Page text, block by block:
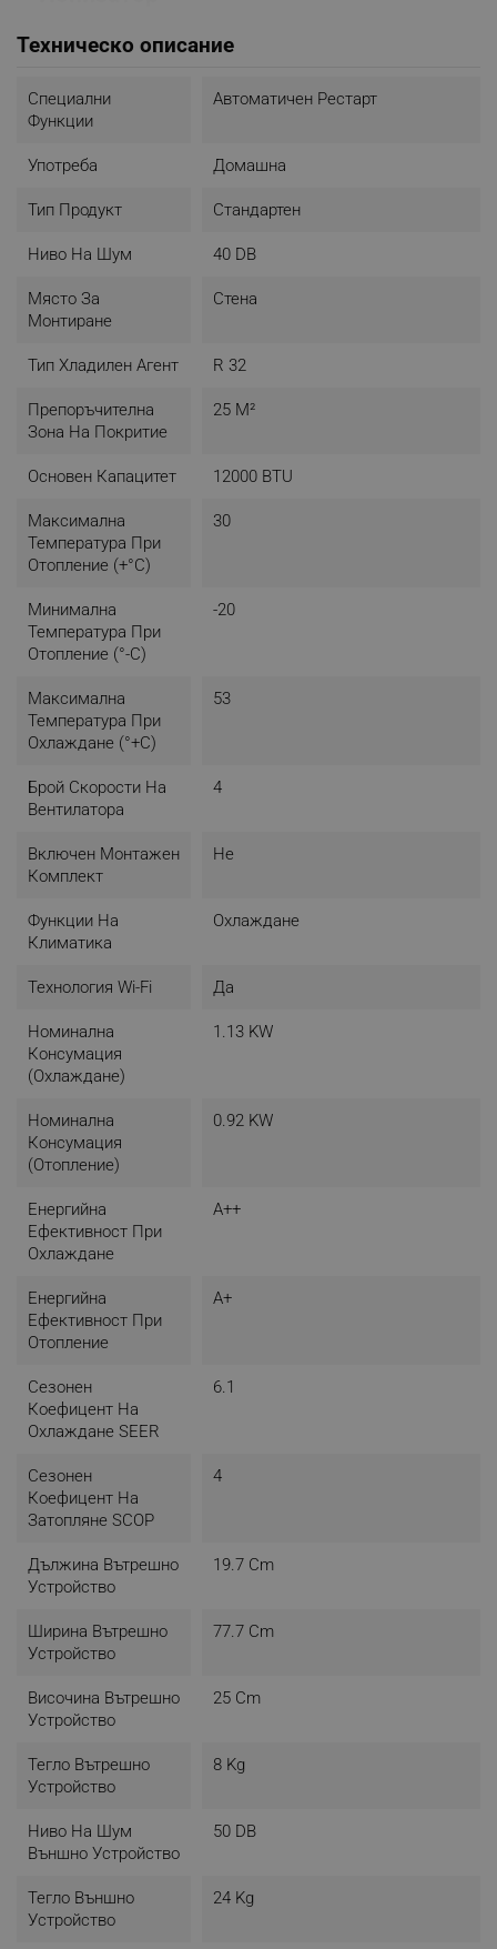
Определено ниво на насищане с йони кара
вдишат. Климатиците с йонизатор могат да
бъдат изключително полезни за страдащите от
Здравословна среда
Климатикът ще стартира функцията против
гъбички след излизане от режима на охлаждане
и изсушаване. Той помага да се предотврати
разпространението на гъбички и бактерии, за да
се поддържа здравословна среда.
Турбо режим
Когато климатикът премине в турборежим, той ще
увеличи максимално капацитета си за охлаждане
или отопление, като бързо ще направи помещението
по-хладно или по-топло.
Ако кондензаторът замръзне, докато е в режим
температура, климатикът ще стартира режим на
интелигентно размразяване.
Техническо описание
Специални
Функции
Автоматичен Рестарт
Употреба Домашна
Тип Продукт Стандартен
Ниво На Шум 40 DB
Място За
Монтиране
Стена
Тип Хладилен Агент R 32
Препоръчителна
Зона На Покритие
25 М²
Основен Капацитет 12000 BTU
Максимална
Температура При
Отопление (+°C)
30
Минимална
Температура При
Отопление (°-C)
-20
Максимална
Температура При
Охлаждане (°+C)
53
Брой Скорости На
Вентилатора
4
Включен Монтажен
Комплект
Не
Функции На
Климатика
Охлаждане
Технология Wi-Fi Да
Номинална
Консумация
(охлаждане)
1.13 KW
Номинална
Консумация
(отопление)
0.92 KW
Енергийна
Ефективност При
Охлаждане
A++
Енергийна
Ефективност При
Отопление
A+
Сезонен
Коефицент На
Охлаждане SEER
6.1
Сезонен
Коефицент На
Затопляне SCOP
4
Дължина Вътрешно
Устройство
19.7 Cm
Ширина Вътрешно
Устройство
77.7 Cm
Височина Вътрешно
Устройство
25 Cm
Тегло Вътрешно
Устройство
8 Kg
Ниво На Шум
Външно Устройство
50 DB
Тегло Външно
Устройство
24 Kg